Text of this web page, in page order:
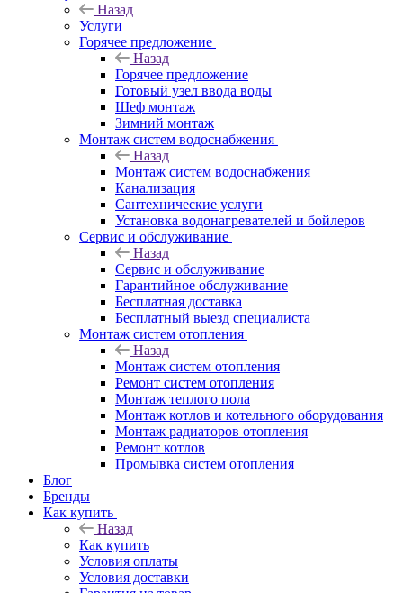
Назад
Услуги
Горячее предложение
Назад
Горячее предложение
Готовый узел ввода воды
Шеф монтаж
Зимний монтаж
Монтаж систем водоснабжения
Назад
Монтаж систем водоснабжения
Канализация
Сантехнические услуги
Установка водонагревателей и бойлеров
Сервис и обслуживание
Назад
Сервис и обслуживание
Гарантийное обслуживание
Бесплатная доставка
Бесплатный выезд специалиста
Монтаж систем отопления
Назад
Монтаж систем отопления
Ремонт систем отопления
Монтаж теплого пола
Монтаж котлов и котельного оборудования
Монтаж радиаторов отопления
Ремонт котлов
Промывка систем отопления
Блог
Бренды
Как купить
Назад
Как купить
Условия оплаты
Условия доставки